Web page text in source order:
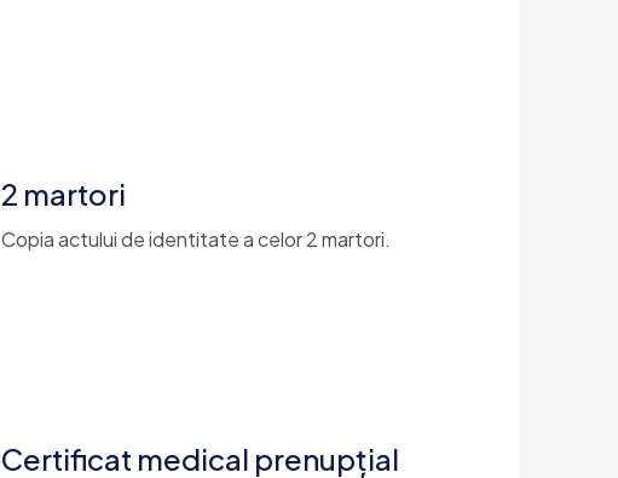
2 martori
Copia actului de identitate a celor 2 martori.
Certificat medical prenupțial